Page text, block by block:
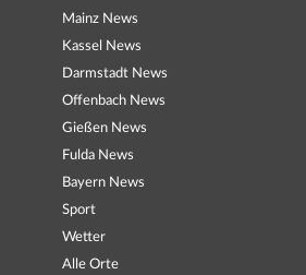
Mainz News
Kassel News
Darmstadt News
Offenbach News
Gießen News
Fulda News
Bayern News
Sport
Wetter
Alle Orte